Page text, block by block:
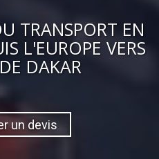
TRANSPORT EN
L'EUROPE VERS
DAKAR
un devis